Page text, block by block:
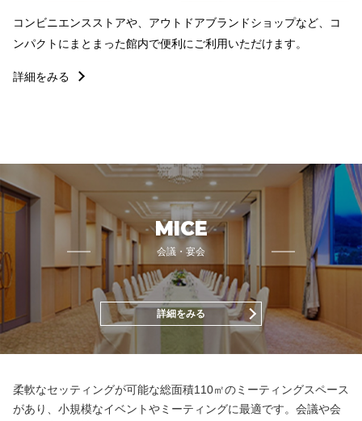
コンビニエンスストアや、アウトドアブランドショップなど、コ
ンパクトにまとまった館内で便利にご利用いただけます。
詳細をみる
MICE
会議・宴会
詳細をみる
柔軟なセッティングが可能な総面積110㎡のミーティングスペース
があり、小規模なイベントやミーティングに最適です。会議や会